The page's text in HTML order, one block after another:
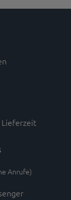
Lieferzeit
Anrufe)